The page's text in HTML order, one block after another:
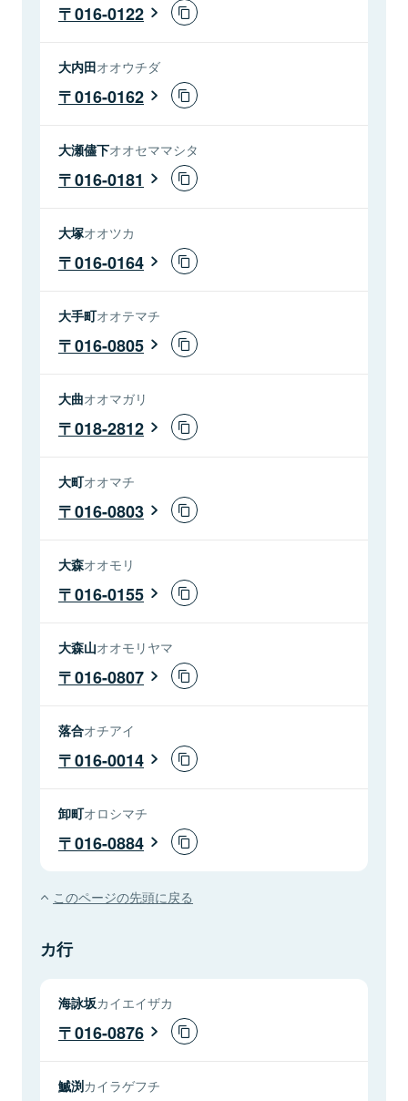
016-0122
大内田オオウチダ
016-0162
大瀬儘下オオセママシタ
016-0181
大塚オオツカ
016-0164
大手町オオテマチ
016-0805
大曲オオマガリ
018-2812
大町オオマチ
016-0803
大森オオモリ
016-0155
大森山オオモリヤマ
016-0807
落合オチアイ
016-0014
卸町オロシマチ
016-0884
このページの先頭に戻る
カ行
海詠坂カイエイザカ
016-0876
鰄渕カイラゲフチ